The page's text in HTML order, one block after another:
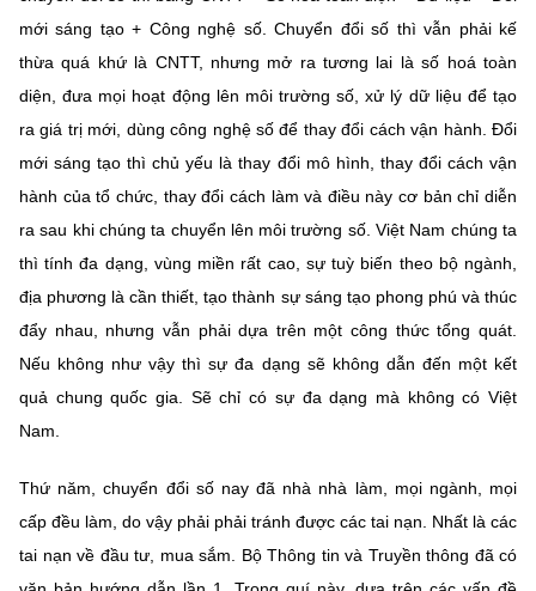
mới sáng tạo + Công nghệ số. Chuyển đổi số thì vẫn phải kế
thừa quá khứ là CNTT, nhưng mở ra tương lai là số hoá toàn
diện, đưa mọi hoạt động lên môi trường số, xử lý dữ liệu để tạo
ra giá trị mới, dùng công nghệ số để thay đổi cách vận hành. Đổi
mới sáng tạo thì chủ yếu là thay đổi mô hình, thay đổi cách vận
hành của tổ chức, thay đổi cách làm và điều này cơ bản chỉ diễn
ra sau khi chúng ta chuyển lên môi trường số. Việt Nam chúng ta
thì tính đa dạng, vùng miền rất cao, sự tuỳ biến theo bộ ngành,
địa phương là cần thiết, tạo thành sự sáng tạo phong phú và thúc
đẩy nhau, nhưng vẫn phải dựa trên một công thức tổng quát.
Nếu không như vậy thì sự đa dạng sẽ không dẫn đến một kết
quả chung quốc gia. Sẽ chỉ có sự đa dạng mà không có Việt
Nam.
Thứ năm, chuyển đổi số nay đã nhà nhà làm, mọi ngành, mọi
cấp đều làm, do vậy phải phải tránh được các tai nạn. Nhất là các
tai nạn về đầu tư, mua sắm. Bộ Thông tin và Truyền thông đã có